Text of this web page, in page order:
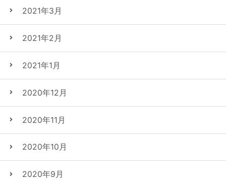
2021年3月
2021年2月
2021年1月
2020年12月
2020年11月
2020年10月
2020年9月